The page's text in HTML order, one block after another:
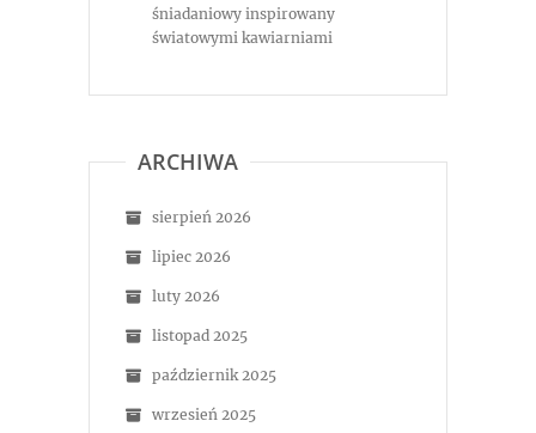
śniadaniowy inspirowany
światowymi kawiarniami
ARCHIWA
sierpień 2026
lipiec 2026
luty 2026
listopad 2025
październik 2025
wrzesień 2025